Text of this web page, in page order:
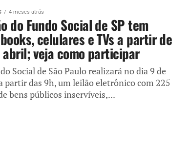
4 meses atrás
do Fundo Social de SP tem
celulares e TVs a partir de
veja como participar
Social de São Paulo realizará no dia 9 de
partir das 9h, um leilão eletrônico com 225
bens públicos inservíveis,...